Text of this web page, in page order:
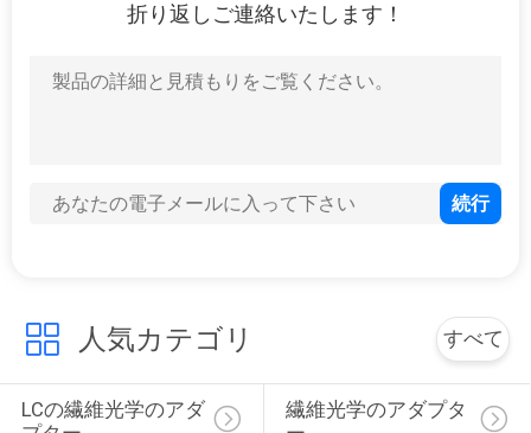
シ
ー
折り返しご連絡いたします！
人気カテゴリ すべて
LCの繊維光学のアダ
繊維光学のアダプタ